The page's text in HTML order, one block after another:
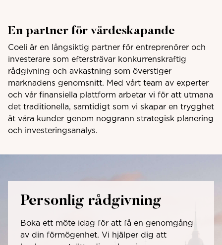
En partner för värdeskapande
Coeli är en långsiktig partner för entreprenörer och
investerare som eftersträvar konkurrenskraftig
rådgivning och avkastning som överstiger
marknadens genomsnitt. Med vårt team av experter
och vår finansiella plattform arbetar vi för att utmana
det traditionella, samtidigt som vi skapar en trygghet
åt våra kunder genom noggrann strategisk planering
och investeringsanalys.
Personlig rådgivning
Boka ett möte idag för att få en genomgång
av din förmögenhet. Vi hjälper dig att